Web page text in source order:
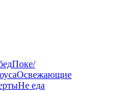
Поке/
Освежающие
Не еда